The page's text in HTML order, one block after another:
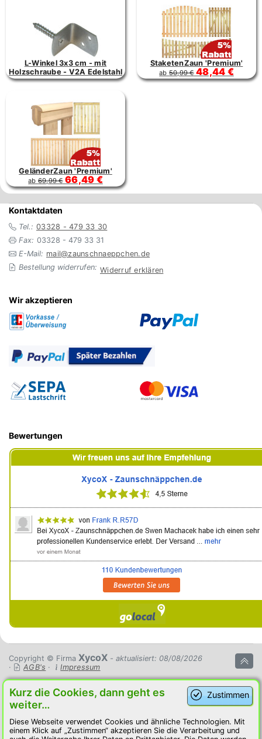
L-Winkel 3x3 cm - mit
Holzschraube - V2A Edelstahl
StaketenZaun 'Premium'
ab 50,99 € 48,44 €
GeländerZaun 'Premium'
ab 69,99 € 66,49 €
Kontaktdaten
Tel.: 03328 - 479 33 30
Fax: 03328 - 479 33 31
E-Mail: mail@zaunschnaeppchen.de
Bestellung widerrufen: Widerruf erklären
Wir akzeptieren
Bewertungen
Copyright © Firma XycoX - aktualisiert: 08/08/2026
·
AGB's · Impressum
Zustimmen
Kurz die Cookies, dann geht es
weiter…
Diese Webseite verwendet Cookies und ähnliche Technologien. Mit
einem Klick auf „Zustimmen“ akzeptieren Sie die Verarbeitung und